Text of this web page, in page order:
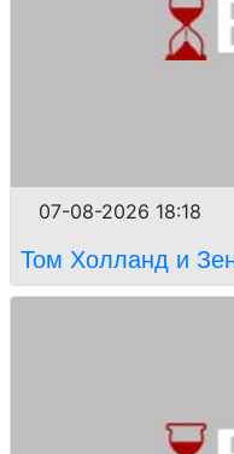
07-08-2026 18:18
Том Холланд и